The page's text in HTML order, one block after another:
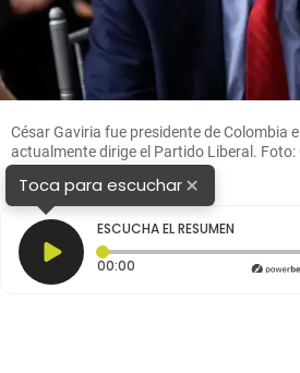
César Gaviria fue presidente de Colombia
actualmente dirige el Partido Liberal. Foto:
Toca para escuchar×
ESCUCHA EL RESUMEN
00:00 Tiempo transcurrido: 0